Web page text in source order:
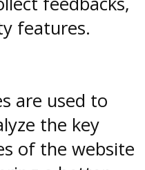
features.
are used to
the key
of the website